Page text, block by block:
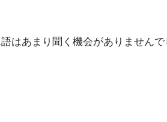
はあまり聞く機会がありません